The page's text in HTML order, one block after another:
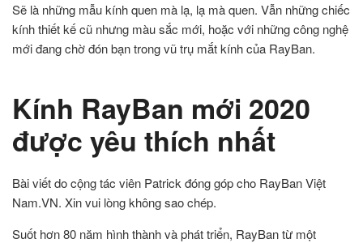
Sẽ là những mẫu kính quen mà lạ, lạ mà quen. Vẫn những chiếc
kính thiết kế cũ nhưng màu sắc mới, hoặc với những công nghệ
mới đang chờ đón bạn trong vũ trụ mắt kính của RayBan.
Kính RayBan mới 2020
được yêu thích nhất
Bài viết do cộng tác viên Patrick đóng góp cho RayBan Việt
Nam.VN. Xin vui lòng không sao chép.
Suốt hơn 80 năm hình thành và phát triển, RayBan từ một